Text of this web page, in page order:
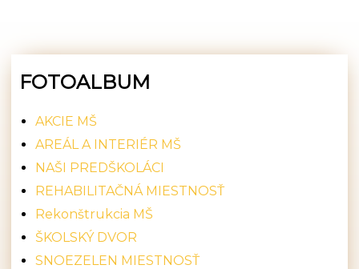
FOTOALBUM
AKCIE MŠ
AREÁL A INTERIÉR MŠ
NAŠI PREDŠKOLÁCI
REHABILITAČNÁ MIESTNOSŤ
Rekonštrukcia MŠ
ŠKOLSKÝ DVOR
SNOEZELEN MIESTNOSŤ